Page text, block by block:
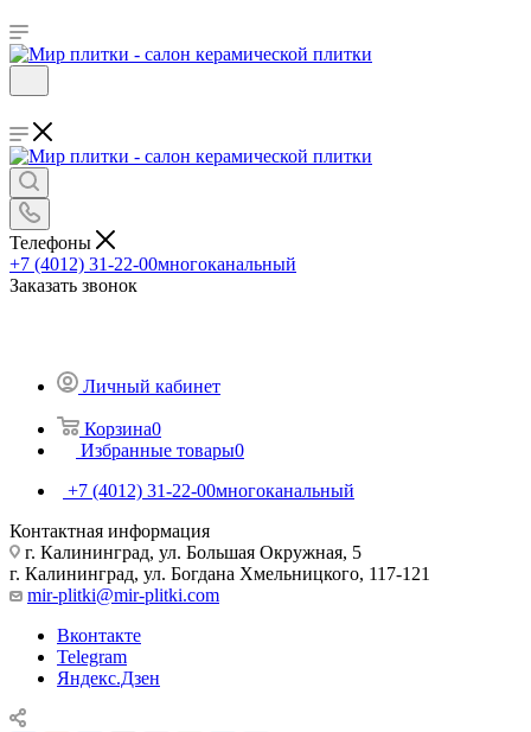
Телефоны
+7 (4012) 31-22-00многоканальный
Заказать звонок
Личный кабинет
Корзина0
Избранные товары0
+7 (4012) 31-22-00многоканальный
Контактная информация
г. Калининград, ул. Большая Окружная, 5
г. Калининград, ул. Богдана Хмельницкого, 117-121
mir-plitki@mir-plitki.com
Вконтакте
Telegram
Яндекс.Дзен